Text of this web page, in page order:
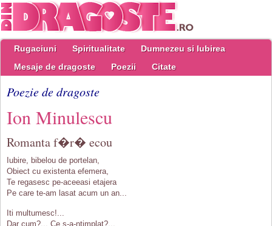
Rugaciuni Spiritualitate
Dumnezeu si Iubirea
Mesaje de dragoste
Poezii Citate
Poezie de dragoste
Ion Minulescu
Romanta f�r� ecou
Iubire, bibelou de portelan,
Obiect cu existenta efemera,
Te regasesc pe-aceeasi etajera
Pe care te-am lasat acum un an...
Iti multumesc!...
Dar cum?... Ce s-a-ntimplat?...